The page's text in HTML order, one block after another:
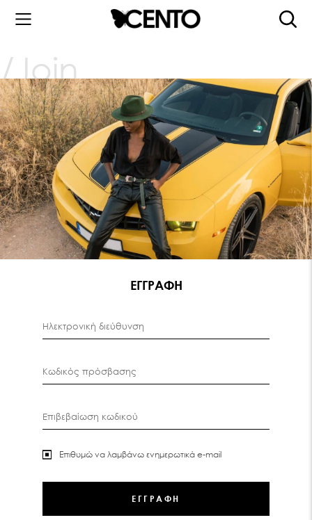
Join
ΕΓΓΡΑΦΗ
Ηλεκτρονική διεύθυνση
Κωδικός πρόσβασης
Επιβεβαίωση κωδικού
Επιθυμώ να λαμβάνω ενημερωτικά e-mail